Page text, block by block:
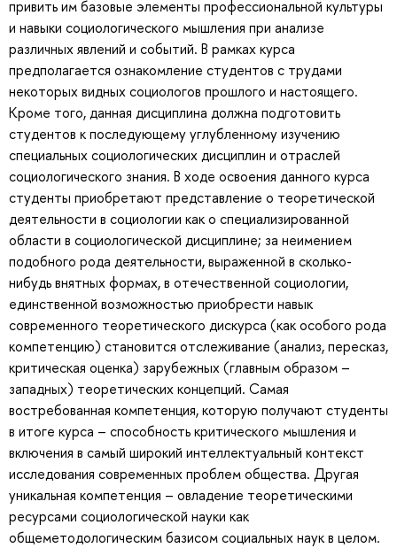
привить им базовые элементы профессиональной культуры
и навыки социологического мышления при анализе
различных явлений и событий. В рамках курса
предполагается ознакомление студентов с трудами
некоторых видных социологов прошлого и настоящего.
Кроме того, данная дисциплина должна подготовить
студентов к последующему углубленному изучению
специальных социологических дисциплин и отраслей
социологического знания. В ходе освоения данного курса
студенты приобретают представление о теоретической
деятельности в социологии как о специализированной
области в социологической дисциплине; за неимением
подобного рода деятельности, выраженной в сколько-
нибудь внятных формах, в отечественной социологии,
единственной возможностью приобрести навык
современного теоретического дискурса (как особого рода
компетенцию) становится отслеживание (анализ, пересказ,
критическая оценка) зарубежных (главным образом –
западных) теоретических концепций. Самая
востребованная компетенция, которую получают студенты
в итоге курса – способность критического мышления и
включения в самый широкий интеллектуальный контекст
исследования современных проблем общества. Другая
уникальная компетенция – овладение теоретическими
ресурсами социологической науки как
общеметодологическим базисом социальных наук в целом.